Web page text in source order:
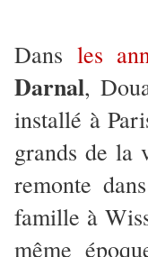
Dans les
Darnal,
installé à
grands de la
remonte
famille à
même